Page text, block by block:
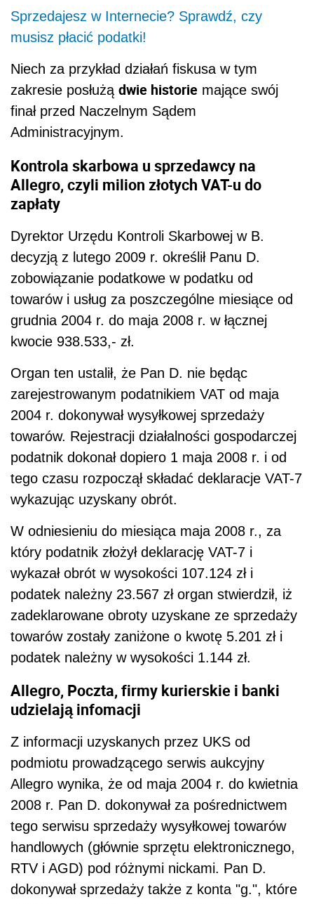
Sprzedajesz w Internecie? Sprawdź, czy
musisz płacić podatki!
Niech za przykład działań fiskusa w tym
zakresie posłużą dwie historie mające swój
finał przed Naczelnym Sądem
Administracyjnym.
Kontrola skarbowa u sprzedawcy na
Allegro, czyli milion złotych VAT-u do
zapłaty
Dyrektor Urzędu Kontroli Skarbowej w B.
decyzją z lutego 2009 r. określił Panu D.
zobowiązanie podatkowe w podatku od
towarów i usług za poszczególne miesiące od
grudnia 2004 r. do maja 2008 r. w łącznej
kwocie 938.533,- zł.
Organ ten ustalił, że Pan D. nie będąc
zarejestrowanym podatnikiem VAT od maja
2004 r. dokonywał wysyłkowej sprzedaży
towarów. Rejestracji działalności gospodarczej
podatnik dokonał dopiero 1 maja 2008 r. i od
tego czasu rozpoczął składać deklaracje VAT-7
wykazując uzyskany obrót.
W odniesieniu do miesiąca maja 2008 r., za
który podatnik złożył deklarację VAT-7 i
wykazał obrót w wysokości 107.124 zł i
podatek należny 23.567 zł organ stwierdził, iż
zadeklarowane obroty uzyskane ze sprzedaży
towarów zostały zaniżone o kwotę 5.201 zł i
podatek należny w wysokości 1.144 zł.
Allegro, Poczta, firmy kurierskie i banki
udzielają infomacji
Z informacji uzyskanych przez UKS od
podmiotu prowadzącego serwis aukcyjny
Allegro wynika, że od maja 2004 r. do kwietnia
2008 r. Pan D. dokonywał za pośrednictwem
tego serwisu sprzedaży wysyłkowej towarów
handlowych (głównie sprzętu elektronicznego,
RTV i AGD) pod różnymi nickami. Pan D.
dokonywał sprzedaży także z konta "g.", które